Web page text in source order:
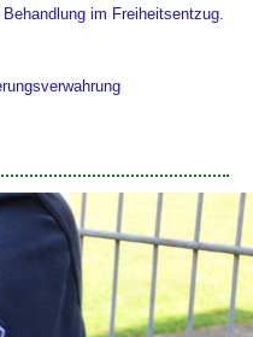
im Freiheitsentzug.